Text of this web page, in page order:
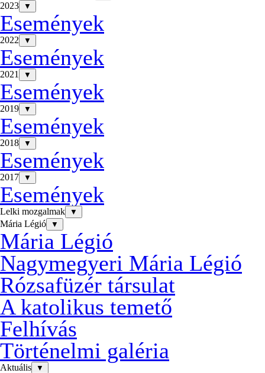
2023 ▼
Események
2022 ▼
Események
2021 ▼
Események
2019 ▼
Események
2018 ▼
Események
2017 ▼
Események
Lelki mozgalmak ▼
Mária Légió ▼
Mária Légió
Nagymegyeri Mária Légió
Rózsafüzér társulat
A katolikus temető
Felhívás
Történelmi galéria
Aktuális ▼